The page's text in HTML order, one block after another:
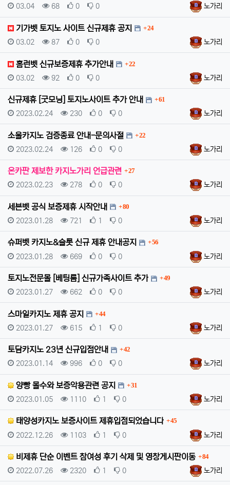
등록자노가리
등록일
03.04 조회
68 추천
0 비추천
0
기가벳 토지노 사이트 신규제휴 공지 댓글
24
등록자노가리
등록일
03.02 조회
87 추천
0 비추천
0
홈런벳 신규보증제휴 추가안내 댓글
22
등록자노가리
등록일
03.02 조회
92 추천
0 비추천
0
신규제휴 [굿모닝] 토지노사이트 추가 안내 댓글
61
등록자노가리
등록일
2023.02.24 조회
230 추천
0 비추천
0
소울카지노 검증종료 안내-문의사절 댓글
22
등록자노가리
등록일
2023.02.24 조회
126 추천
0 비추천
0
온카판 제보한 카지노가리 언급관련 댓글
27
등록자노가리
등록일
2023.02.23 조회
278 추천
0 비추천
0
세븐벳 공식 보증제휴 시작안내 댓글
80
등록자노가리
등록일
2023.01.28 조회
721 추천
1 비추천
0
슈퍼벳 카지노&슬롯 신규 제휴 안내공지 댓글
56
등록자노가리
등록일
2023.01.28 조회
669 추천
0 비추천
0
토지노전문몰 [베팅룸] 신규가족사이트 추가 댓글
49
등록자노가리
등록일
2023.01.27 조회
662 추천
0 비추천
0
스마일카지노 제휴 공지 댓글
44
등록자노가리
등록일
2023.01.27 조회
615 추천
1 비추천
0
토담카지노 23년 신규입점안내 댓글
42
등록자노가리
등록일
2023.01.14 조회
996 추천
0 비추천
0
양빵 몰수와 보증악용관련 공지 댓글
31
등록자노가리
등록일
2023.01.05 조회
1110 추천
1 비추천
0
태양성카지노 보증사이트 제휴입점되었습니다 댓글
45
등록자노가리
등록일
2022.12.26 조회
1103 추천
1 비추천
0
비제휴 단순 이벤트 참여성 후기 삭제 및 영창게시판이동 댓글
84
등록자노가리
등록일
2022.07.26 조회
2320 추천
1 비추천
0